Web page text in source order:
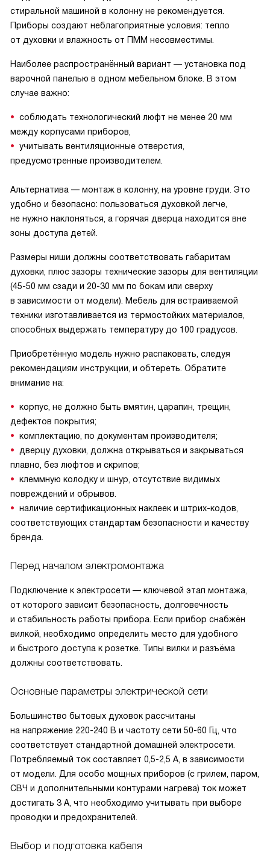
стиральной машиной в колонну не рекомендуется.
Приборы создают неблагоприятные условия: тепло
от духовки и влажность от ПММ несовместимы.
Наиболее распространённый вариант — установка под
варочной панелью в одном мебельном блоке. В этом
случае важно:
соблюдать технологический люфт не менее 20 мм
между корпусами приборов,
учитывать вентиляционные отверстия,
предусмотренные производителем.
Альтернатива — монтаж в колонну, на уровне груди. Это
удобно и безопасно: пользоваться духовкой легче,
не нужно наклоняться, а горячая дверца находится вне
зоны доступа детей.
Размеры ниши должны соответствовать габаритам
духовки, плюс зазоры технические зазоры для вентиляции
(45-50 мм сзади и 20-30 мм по бокам или сверху
в зависимости от модели). Мебель для встраиваемой
техники изготавливается из термостойких материалов,
способных выдержать температуру до 100 градусов.
Приобретённую модель нужно распаковать, следуя
рекомендациям инструкции, и обтереть. Обратите
внимание на:
корпус, не должно быть вмятин, царапин, трещин,
дефектов покрытия;
комплектацию, по документам производителя;
дверцу духовки, должна открываться и закрываться
плавно, без люфтов и скрипов;
клеммную колодку и шнур, отсутствие видимых
повреждений и обрывов.
наличие сертификационных наклеек и штрих-кодов,
соответствующих стандартам безопасности и качеству
бренда.
Перед началом электромонтажа
Подключение к электросети — ключевой этап монтажа,
от которого зависит безопасность, долговечность
и стабильность работы прибора. Если прибор снабжён
вилкой, необходимо определить место для удобного
и быстрого доступа к розетке. Типы вилки и разъёма
должны соответствовать.
Основные параметры электрической сети
Большинство бытовых духовок рассчитаны
на напряжение 220-240 В и частоту сети 50-60 Гц, что
соответствует стандартной домашней электросети.
Потребляемый ток составляет 0,5-2,5 А, в зависимости
от модели. Для особо мощных приборов (с грилем, паром,
СВЧ и дополнительными контурами нагрева) ток может
достигать 3 А, что необходимо учитывать при выборе
проводки и предохранителей.
Выбор и подготовка кабеля